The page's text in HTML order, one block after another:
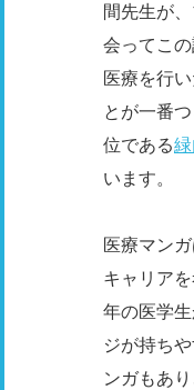
間先生が
会ってこ
医療を行
とが一番
位である
います。
医療マン
キャリア
年の医学
ジが持ち
ンガもあ